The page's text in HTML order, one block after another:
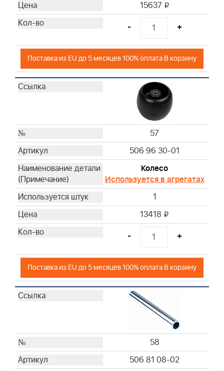
15637 i
- +
Поставка из EU до 5 месяцев 100% оплата В корзину
57
506 96 30-01
Колесо
Используется в агрегатах
1
13418 i
- +
Поставка из EU до 5 месяцев 100% оплата В корзину
58
506 81 08-02